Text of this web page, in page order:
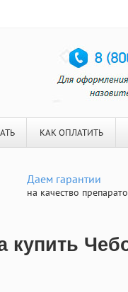
КАК ОПЛАТИТЬ
Даем гарантии
на качество
купить